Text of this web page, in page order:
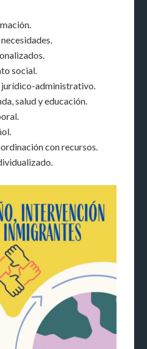
social.
administrativo.
salud y educación.
con recursos.